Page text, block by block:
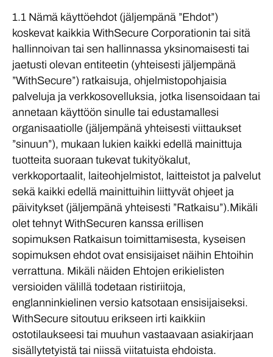
1.1 Nämä käyttöehdot (jäljempänä ”Ehdot”)
koskevat kaikkia WithSecure Corporationin tai sitä
hallinnoivan tai sen hallinnassa yksinomaisesti tai
jaetusti olevan entiteetin (yhteisesti jäljempänä
”WithSecure”) ratkaisuja, ohjelmistopohjaisia
palveluja ja verkkosovelluksia, jotka lisensoidaan tai
annetaan käyttöön sinulle tai edustamallesi
organisaatiolle (jäljempänä yhteisesti viittaukset
”sinuun”), mukaan lukien kaikki edellä mainittuja
tuotteita suoraan tukevat tukityökalut,
verkkoportaalit, laiteohjelmistot, laitteistot ja palvelut
sekä kaikki edellä mainittuihin liittyvät ohjeet ja
päivitykset (jäljempänä yhteisesti ”Ratkaisu”).Mikäli
olet tehnyt WithSecuren kanssa erillisen
sopimuksen Ratkaisun toimittamisesta, kyseisen
sopimuksen ehdot ovat ensisijaiset näihin Ehtoihin
verrattuna. Mikäli näiden Ehtojen erikielisten
versioiden välillä todetaan ristiriitoja,
englanninkielinen versio katsotaan ensisijaiseksi.
WithSecure sitoutuu erikseen irti kaikkiin
ostotilaukseesi tai muuhun vastaavaan asiakirjaan
sisällytetyistä tai niissä viitatuista ehdoista.